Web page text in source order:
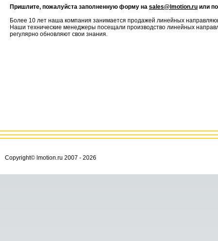
Пришлите, пожалуйста заполненную форму на sales@lmotion.ru или
Бoлее 10 лет наша компания занимается продажей линейных
Наши технические менеджеры посещали производство линейных
регулярно обновляют свои знания.
Copyright© lmotion.ru 2007 - 2026